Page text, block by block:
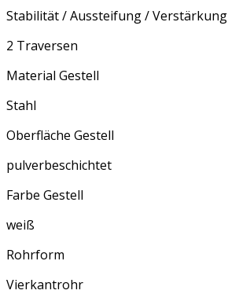
Stabilität / Aussteifung / Verstärkung
2 Traversen
Material Gestell
Stahl
Oberfläche Gestell
pulverbeschichtet
Farbe Gestell
weiß
Rohrform
Vierkantrohr